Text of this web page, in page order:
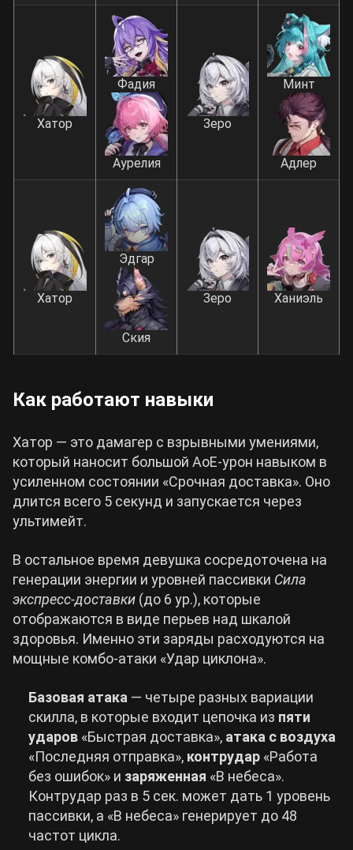
Хатор
Фадия
Аурелия
Зеро
Минт
Адлер
Хатор
Эдгар
Ския
Зеро Ханиэль
Как работают навыки
Хатор — это дамагер с взрывными умениями,
который наносит большой АоЕ-урон навыком в
усиленном состоянии «Срочная доставка». Оно
длится всего 5 секунд и запускается через
ультимейт.
В остальное время девушка сосредоточена на
генерации энергии и уровней пассивки Сила
экспресс-доставки (до 6 ур.), которые
отображаются в виде перьев над шкалой
здоровья. Именно эти заряды расходуются на
мощные комбо-атаки «Удар циклона».
Базовая атака — четыре разных вариации
скилла, в которые входит цепочка из пяти
ударов «Быстрая доставка», атака с воздуха
«Последняя отправка», контрудар «Работа
без ошибок» и заряженная «В небеса».
Контрудар раз в 5 сек. может дать 1 уровень
пассивки, а «В небеса» генерирует до 48
частот цикла.